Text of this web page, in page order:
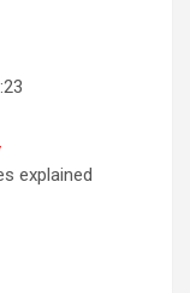
explained